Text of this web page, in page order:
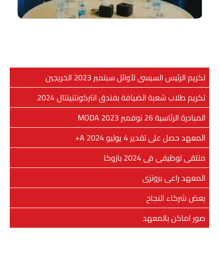
تكريم الرئيس السيسى لأوائل سبتمبر 2023 الخريجين
تكريم طلاب شعبة الضيافة بفندق انتركونتنينتال 2024
المبادرة الرئاسية 26 نوفمبر MODA 2023
المعهد حصل على تقدير 4 يوليو 2024 A+
ملتقى توظيفى فى 2024 بازوكا
المعهد راعى برونزى
بعض شركاء النجاح
صور اماكن بالمعهد